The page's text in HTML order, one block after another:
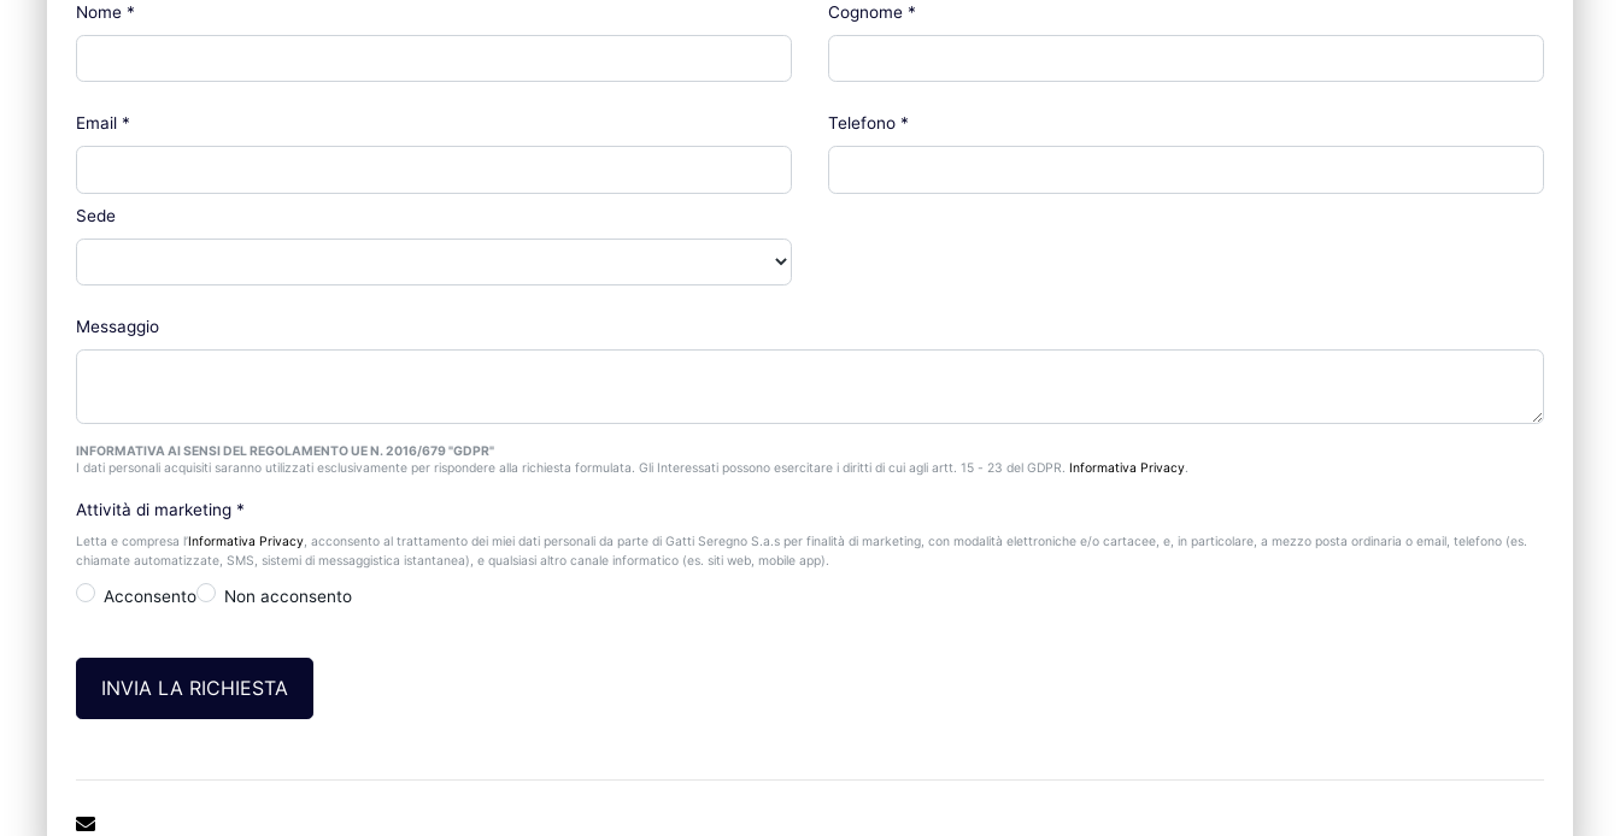
Nome * Cognome *
Email *
Sede
Telefono *
Messaggio
INFORMATIVA AI SENSI DEL REGOLAMENTO UE N. 2016/679 "GDPR"
I dati personali acquisiti saranno utilizzati esclusivamente per rispondere alla richiesta formulata. Gli Interessati possono esercitare i diritti di cui agli artt. 15 - 23 del GDPR. Informativa Privacy.
Attività di marketing *
Letta e compresa l’Informativa Privacy, acconsento al trattamento dei miei dati personali da parte di Gatti Seregno S.a.s per finalità di marketing, con modalità elettroniche e/o cartacee, e, in particolare, a mezzo posta ordinaria o email, telefono (es.
chiamate automatizzate, SMS, sistemi di messaggistica istantanea), e qualsiasi altro canale informatico (es. siti web, mobile app).
Acconsento Non acconsento